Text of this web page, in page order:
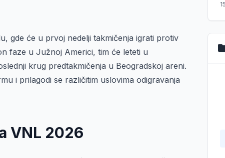
gde će u prvoj nedelji takmičenja igrati protiv
faze u Južnoj Americi, tim će leteti u
krug predtakmičenja u Beogradskoj areni.
i prilagodi se različitim uslovima odigravanja
VNL 2026